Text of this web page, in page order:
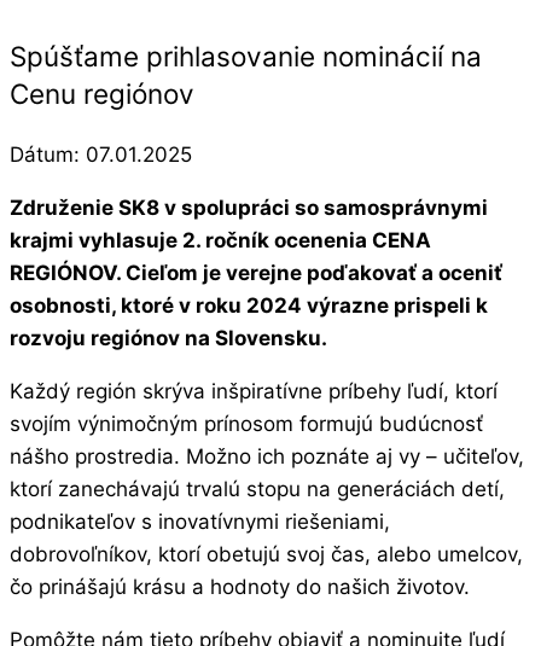
Spúšťame prihlasovanie nominácií na
Cenu regiónov
Dátum: 07.01.2025
Združenie SK8 v spolupráci so samosprávnymi
krajmi vyhlasuje 2. ročník ocenenia CENA
REGIÓNOV. Cieľom je verejne poďakovať a oceniť
osobnosti, ktoré v roku 2024 výrazne prispeli k
rozvoju regiónov na Slovensku.
Každý región skrýva inšpiratívne príbehy ľudí, ktorí
svojím výnimočným prínosom formujú budúcnosť
nášho prostredia. Možno ich poznáte aj vy – učiteľov,
ktorí zanechávajú trvalú stopu na generáciách detí,
podnikateľov s inovatívnymi riešeniami,
dobrovoľníkov, ktorí obetujú svoj čas, alebo umelcov,
čo prinášajú krásu a hodnoty do našich životov.
Pomôžte nám tieto príbehy objaviť a nominujte ľudí